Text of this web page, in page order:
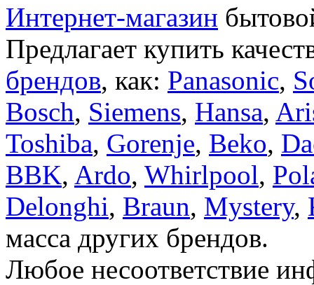
Интернет-магазин
Предлагает купить
брендов, как: Panasonic,
Bosch, Siemens, Hansa,
Toshiba, Gorenje, Beko,
BBK, Ardo, Whirlpool,
Delonghi, Braun, Mystery,
масса других брендов.
Любое несоответствие